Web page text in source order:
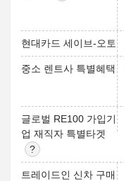
현대카드 세이브-오토
중소 렌트사 특별혜택
글로벌 RE100 가입기
업 재직자 특별타겟
트레이드인 신차 구매